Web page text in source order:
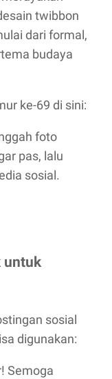
twibbon
dari formal,
budaya
ke-69 di sini:
foto
pas, lalu
sosial.
untuk
sosial
digunakan:
Semoga